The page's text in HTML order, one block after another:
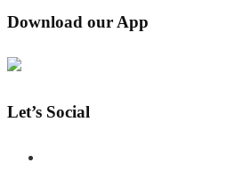
Download our App
Let’s Social